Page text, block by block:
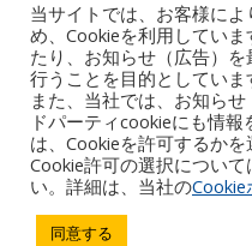
Copyright © 2026 iGroup
当サイトでは、お客様に
め、Cookieを利用してい
たり、お知らせ（広告）
行うことを目的としていま
また、当社では、お知ら
ドパーティcookieにも情
は、Cookieを許可するかを
Cookie許可の選択につい
い。詳細は、当社のCookie
同意する